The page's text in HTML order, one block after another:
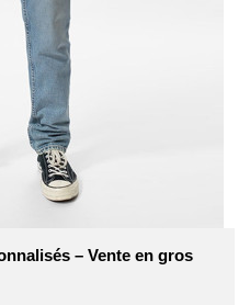
– Vente en gros